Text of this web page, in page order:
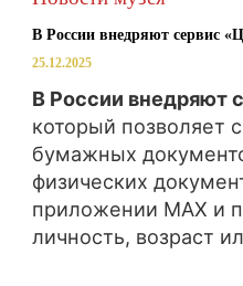
В России внедряют сервис
25.12.2025
В России внедряют
который позволяет
бумажных
физических
приложении MAX и
личность, возраст